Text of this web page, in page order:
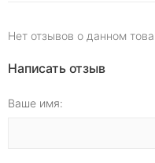
Нет отзывов о данном
Написать отзыв
Ваше имя: